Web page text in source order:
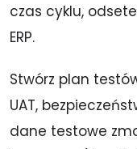
czas cyklu,
ERP.
Stwórz plan
UAT,
dane testowe